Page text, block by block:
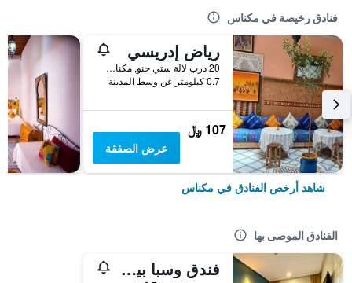
فنادق رخيصة في مكناس
رياض إدريسي
20 درب لالة ستي حنو, مكناس, المغرب
0.7 كيلومتر عن وسط المدينة
107 ﷼
عرض الصفقة
شاهد أرخص الفنادق في مكناس
الفنادق الموصى بها
فندق وسبا بيل فو